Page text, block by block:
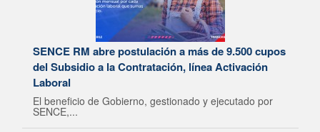
SENCE RM abre postulación a más de 9.500 cupos
del Subsidio a la Contratación, línea Activación
Laboral
El beneficio de Gobierno, gestionado y ejecutado por
SENCE,...